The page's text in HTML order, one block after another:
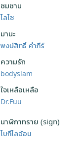
ซมซาน
โลโซ
มานะ
พงษ์สิทธิ์ คำภีร์
ความรัก
bodyslam
ใจเหลือเหลือ
Dr.Fuu
นาฬิกาทราย (sign)
โบกี้ไลอ้อน